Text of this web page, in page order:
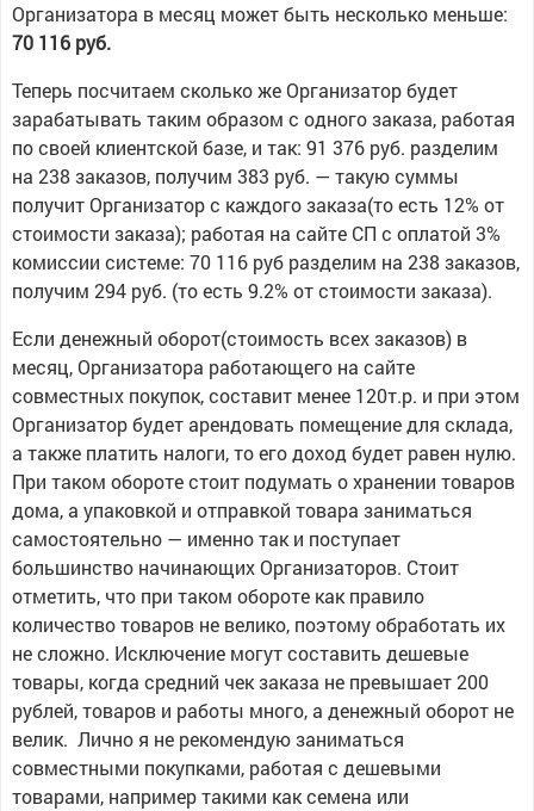
Организатора в месяц может быть несколько меньше:
70 116 руб.
Теперь посчитаем сколько же Организатор будет
зарабатывать таким образом с одного заказа, работая
по своей клиентской базе, и так: 91 376 руб. разделим
на 238 заказов, получим 383 руб. — такую суммы
получит Организатор с каждого заказа(то есть 12% от
стоимости заказа); работая на сайте СП с оплатой 3%
комиссии системе: 70 116 руб разделим на 238 заказов,
получим 294 руб. (то есть 9.2% от стоимости заказа).
Если денежный оборот(стоимость всех заказов) в
месяц, Организатора работающего на сайте
совместных покупок, составит менее 120т.р. и при этом
Организатор будет арендовать помещение для склада,
а также платить налоги, то его доход будет равен нулю.
При таком обороте стоит подумать о хранении товаров
дома, а упаковкой и отправкой товара заниматься
самостоятельно — именно так и поступает
большинство начинающих Организаторов. Стоит
отметить, что при таком обороте как правило
количество товаров не велико, поэтому обработать их
не сложно. Исключение могут составить дешевые
товары, когда средний чек заказа не превышает 200
рублей, товаров и работы много, а денежный оборот не
велик. Лично я не рекомендую заниматься
совместными покупками, работая с дешевыми
товарами, например такими как семена или